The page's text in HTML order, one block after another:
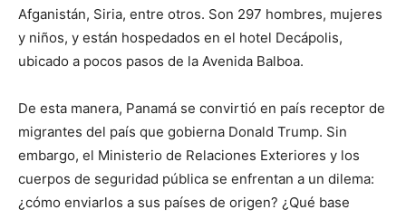
Afganistán, Siria, entre otros. Son 297 hombres, mujeres
y niños, y están hospedados en el hotel Decápolis,
ubicado a pocos pasos de la Avenida Balboa.
De esta manera, Panamá se convirtió en país receptor de
migrantes del país que gobierna Donald Trump. Sin
embargo, el Ministerio de Relaciones Exteriores y los
cuerpos de seguridad pública se enfrentan a un dilema:
¿cómo enviarlos a sus países de origen? ¿Qué base